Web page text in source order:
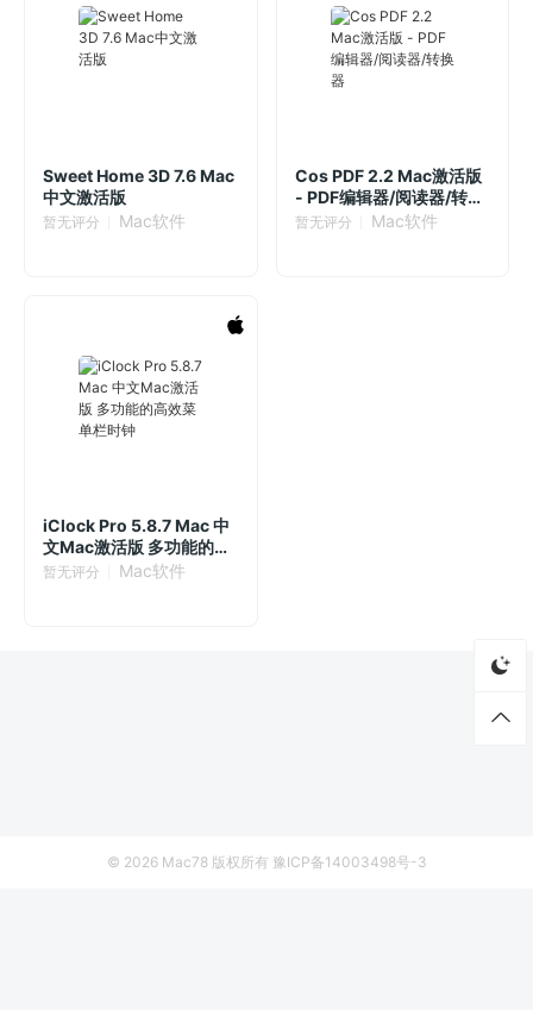
Sweet Home 3D 7.6 Mac
中文激活版
暂无评分 Mac软件
Cos PDF 2.2 Mac激活版
- PDF编辑器/阅读器/转换
器
暂无评分 Mac软件
iClock Pro 5.8.7 Mac 中
文Mac激活版 多功能的高
效菜单栏时钟
暂无评分 Mac软件
© 2026 Mac78版权所有 豫ICP备14003498号-3